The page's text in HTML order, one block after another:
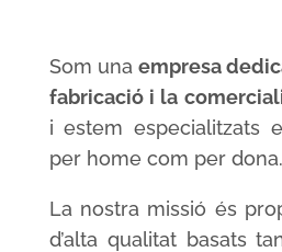
Som unaempresa
fabricació i la
i estem especialitzats
per home com per dona.
La nostra missió és
d’alta qualitat basats